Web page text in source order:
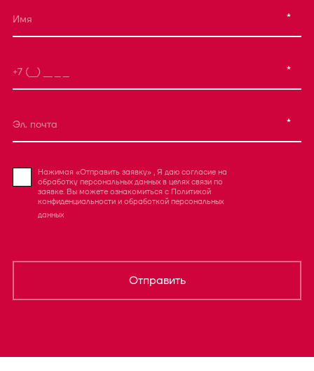
*
*
*
Нажимая «Отправить заявку» , Я даю согласие на
обработку персональных данных в целях связи по
заявке. Вы можете ознакомиться с Политикой
конфиденциальности и обработкой персональных
данных
Отправить